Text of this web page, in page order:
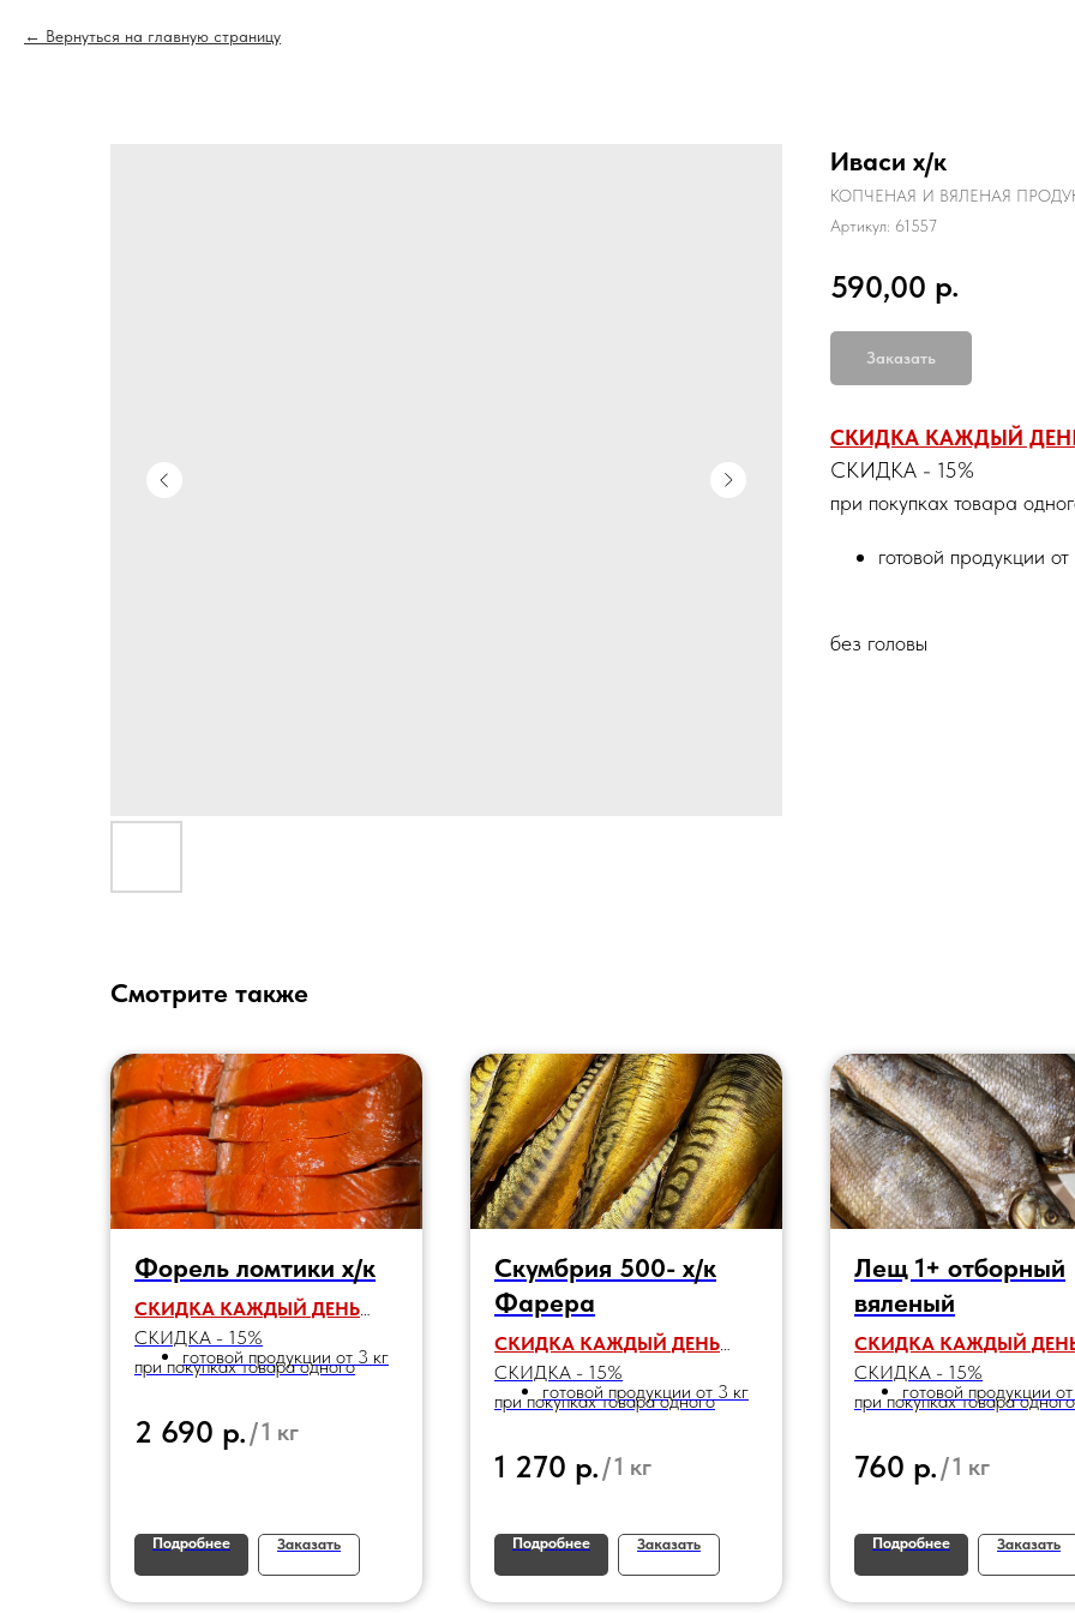
Вернуться на главную страницу
Иваси х/к
КОПЧЕНАЯ И ВЯЛЕНАЯ
Артикул: 61557
590,00 р.
Заказать
СКИДКА КАЖДЫЙ
СКИДКА - 15%
при покупках товара
готовой продукции
без головы
Смотрите также
Форель ломтики х/к
СКИДКА КАЖДЫЙ ДЕНЬ
СКИДКА - 15%
при покупках товара одного
готовой продукции от 3 кг
2 690 р. /1 кг
Подробнее Заказать
Скумбрия 500- х/к
Фарера
СКИДКА КАЖДЫЙ ДЕНЬ
СКИДКА - 15%
при покупках товара одного
готовой продукции от 3 кг
1 270 р. /1 кг
Подробнее Заказать
Лещ 1+ отборный
вяленый
СКИДКА КАЖДЫЙ
СКИДКА - 15%
при покупках товара одного
готовой продукции
760 р. /1 кг
Подробнее Заказать